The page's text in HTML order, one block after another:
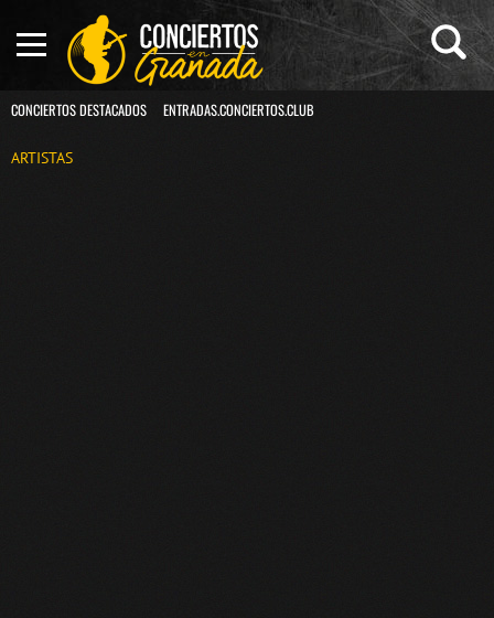
CONCIERTOS DESTACADOS ENTRADAS.CONCIERTOS.CLUB
ARTISTAS